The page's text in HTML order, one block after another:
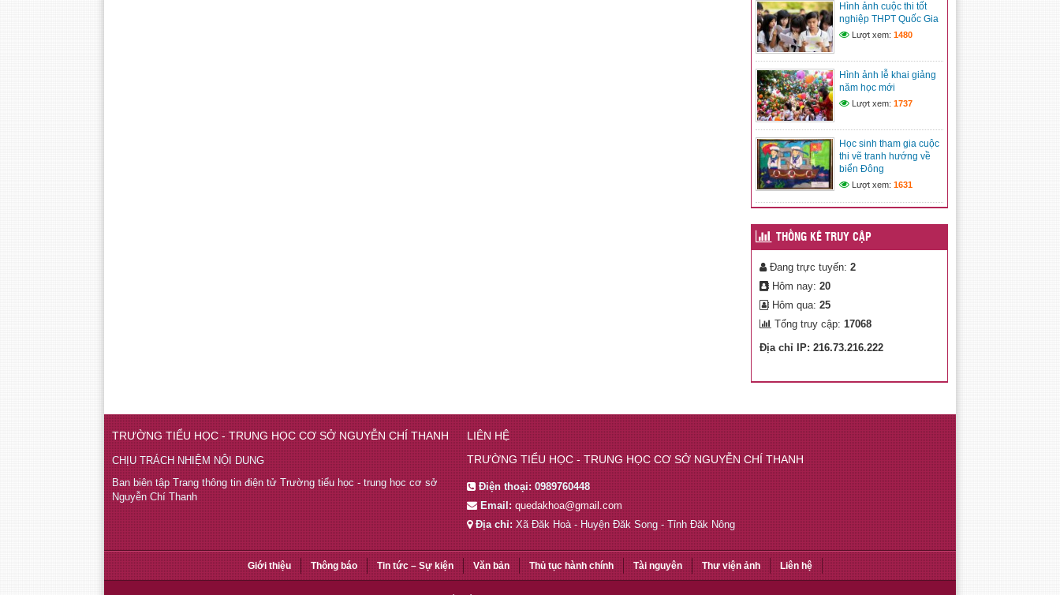
đường
(24/03/2017)
Bộ GDĐT luôn cầu thị, lắng
nghe, tiếp thu ý kiến từ các
cơ quan báo chí
(24/03/2017)
Bộ trưởng Phùng Xuân Nhạ
chia sẻ 8 nhiệm vụ trọng
tâm của ngành GDĐT
(24/03/2017)
Hình ảnh cuộc thi tốt
nghiệp THPT Quốc Gia
Lượt xem: 1480
Hình ảnh lễ khai giảng
năm học mới
Lượt xem: 1737
Học sinh tham gia cuộc
thi vẽ tranh hướng về
biển Đông
Lượt xem: 1631
THỐNG KÊ TRUY CẬP
Đang trực tuyến: 2
Hôm nay: 20
Hôm qua: 25
Tổng truy cập: 17068
Địa chỉ IP: 216.73.216.222
TRƯỜNG TIỂU HỌC - TRUNG HỌC CƠ SỞ NGUYỄN CHÍ THANH
CHỊU TRÁCH NHIỆM NỘI DUNG
Ban biên tập Trang thông tin điện tử Trường tiểu học - trung học cơ sở
Nguyễn Chí Thanh
LIÊN HỆ
TRƯỜNG TIỂU HỌC - TRUNG HỌC CƠ SỞ NGUYỄN CHÍ THANH
Điện thoại:0989760448
Email:quedakhoa@gmail.com
Địa chỉ:Xã Đăk Hoà - Huyện Đăk Song - Tỉnh Đăk Nông
Giới thiệu Thông báo Tin tức – Sự kiện Văn bản Thủ tục hành chính Tài nguyên Thư viện ảnh Liên hệ